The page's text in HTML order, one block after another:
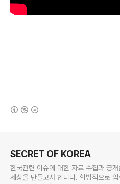
SECRET OF KOREA
한국관련 이슈에 대한 자료 수집과 공
세상을 만들고자 합니다. 합법적으로